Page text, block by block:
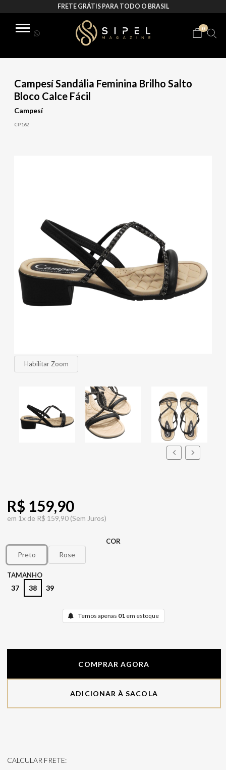
FRETE GRÁTIS PARA TODO O BRASIL
0
Campesí Sandália Feminina Brilho Salto
Bloco Calce Fácil
Campesí
CP162
Habilitar Zoom
R$ 159,90
em 1x de R$ 159,90 (Sem Juros)
COR
Preto Rose
TAMANHO
37 38 39
Temos apenas 01em estoque
COMPRAR AGORA
ADICIONAR À SACOLA
CALCULAR FRETE: